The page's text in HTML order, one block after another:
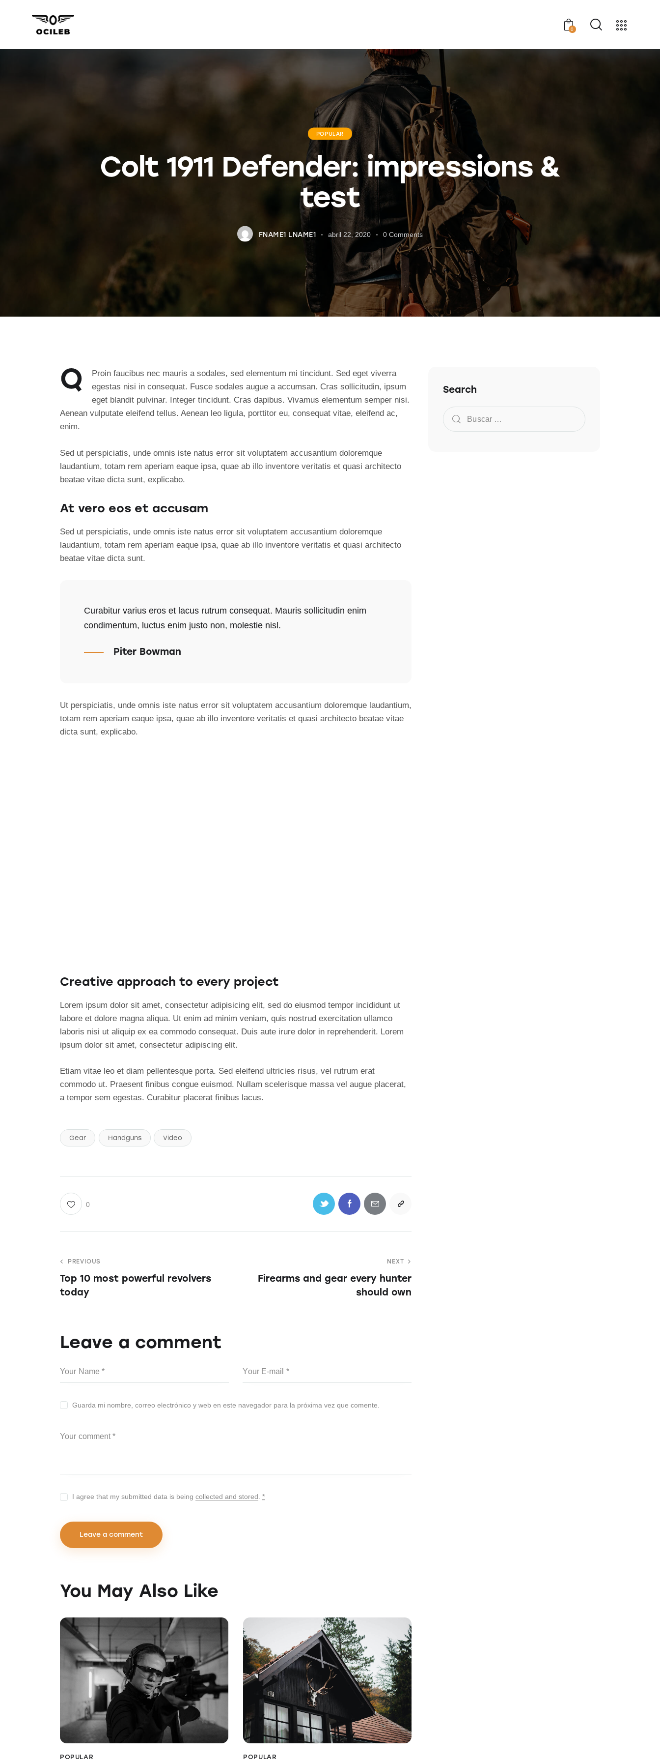
0
POPULAR
Colt 1911 Defender: impressions &
test
FNAME1 LNAME1 abril 22, 2020 0 Comments
Q
Proin faucibus nec mauris a sodales, sed elementum mi tincidunt. Sed eget viverra
egestas nisi in consequat. Fusce sodales augue a accumsan. Cras sollicitudin, ipsum
eget blandit pulvinar. Integer tincidunt. Cras dapibus. Vivamus elementum semper nisi.
Aenean vulputate eleifend tellus. Aenean leo ligula, porttitor eu, consequat vitae, eleifend ac,
enim.
Sed ut perspiciatis, unde omnis iste natus error sit voluptatem accusantium doloremque
laudantium, totam rem aperiam eaque ipsa, quae ab illo inventore veritatis et quasi architecto
beatae vitae dicta sunt, explicabo.
At vero eos et accusam
Sed ut perspiciatis, unde omnis iste natus error sit voluptatem accusantium doloremque
laudantium, totam rem aperiam eaque ipsa, quae ab illo inventore veritatis et quasi architecto
beatae vitae dicta sunt.
Curabitur varius eros et lacus rutrum consequat. Mauris sollicitudin enim
condimentum, luctus enim justo non, molestie nisl.
Piter Bowman
Ut perspiciatis, unde omnis iste natus error sit voluptatem accusantium doloremque laudantium,
totam rem aperiam eaque ipsa, quae ab illo inventore veritatis et quasi architecto beatae vitae
dicta sunt, explicabo.
Creative approach to every project
Lorem ipsum dolor sit amet, consectetur adipisicing elit, sed do eiusmod tempor incididunt ut
labore et dolore magna aliqua. Ut enim ad minim veniam, quis nostrud exercitation ullamco
laboris nisi ut aliquip ex ea commodo consequat. Duis aute irure dolor in reprehenderit. Lorem
ipsum dolor sit amet, consectetur adipiscing elit.
Etiam vitae leo et diam pellentesque porta. Sed eleifend ultricies risus, vel rutrum erat
commodo ut. Praesent finibus congue euismod. Nullam scelerisque massa vel augue placerat,
a tempor sem egestas. Curabitur placerat finibus lacus.
Gear Handguns Video
0
PREVIOUS
Top 10 most powerful revolvers
today
NEXT
Firearms and gear every hunter
should own
Leave a comment
Guarda mi nombre, correo electrónico y web en este navegador para la próxima vez que comente.
I agree that my submitted data is beingcollected and stored.*
You May Also Like
POPULAR POPULAR
Search